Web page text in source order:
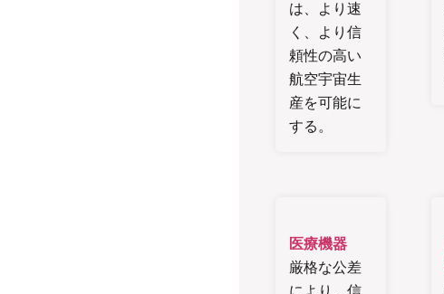
は、より速
く、より信
頼性の高い
航空宇宙生
産を可能に
する。
医療機器
厳格な公差
により、信